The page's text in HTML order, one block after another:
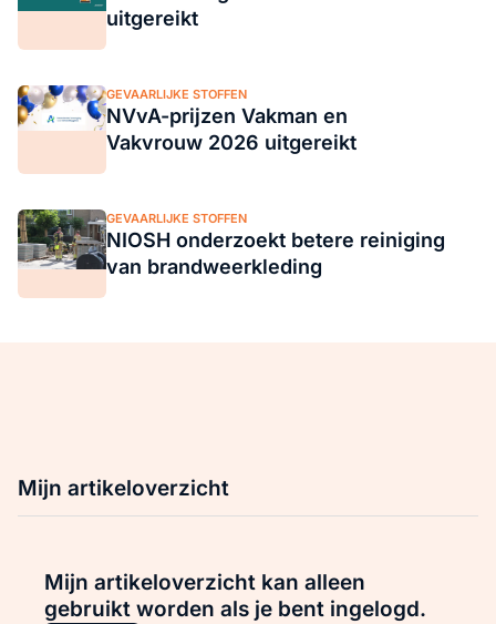
uitgereikt
GEVAARLIJKE STOFFEN
NVvA-prijzen Vakman en
Vakvrouw 2026 uitgereikt
GEVAARLIJKE STOFFEN
NIOSH onderzoekt betere reiniging
van brandweerkleding
Mijn artikeloverzicht
Mijn artikeloverzicht kan alleen
gebruikt worden als je bent ingelogd.